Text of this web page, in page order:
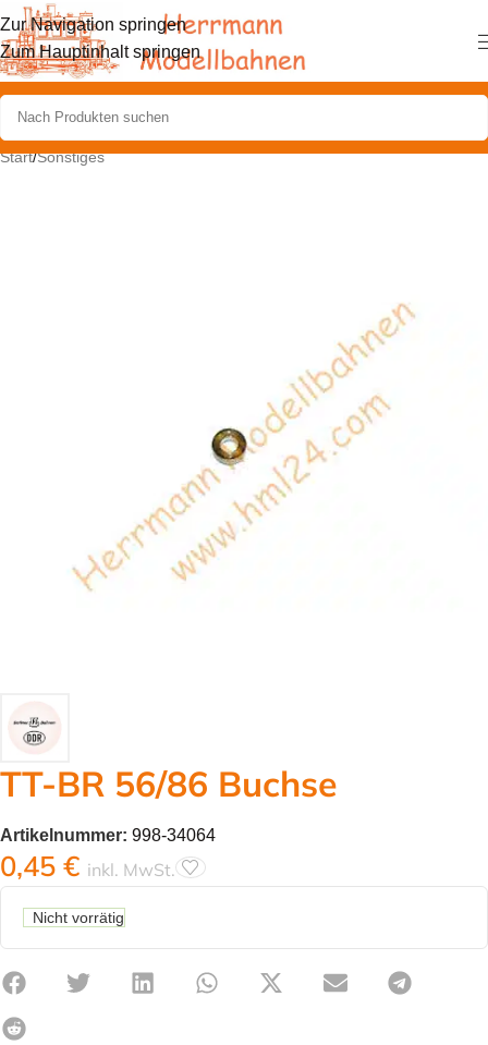
Zur Navigation springen
Zum Hauptinhalt springen
Start/Sonstiges
TT-BR 56/86 Buchse
Artikelnummer: 998-34064
0,45 € inkl. MwSt.
Nicht vorrätig